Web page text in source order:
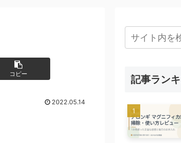
コピー
2022.05.14
記事ラン